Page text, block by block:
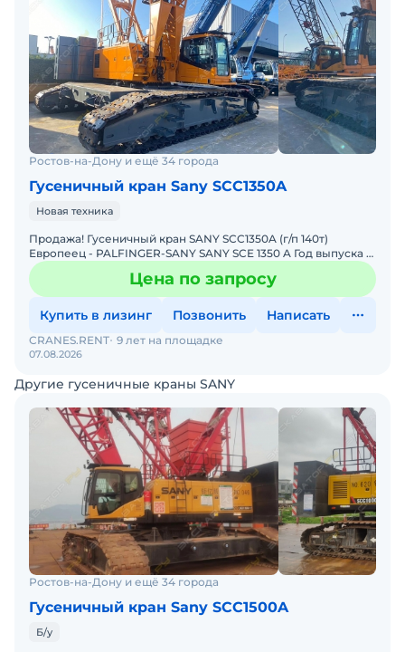
Ростов-на-Дону и ещё 34 города
Гусеничный кран Sany SCC1350A
Новая техника
Продажа! Гусеничный кран SANY SCC1350A (г/п 140т)
Европеец - PALFINGER-SANY SANY SCE 1350 A Год выпуска -
Цена по запросу
Купить в лизинг Позвонить Написать
07.08.2026
CRANES.RENT 9 лет на площадке
Другие гусеничные краны SANY
Ростов-на-Дону и ещё 34 города
Гусеничный кран Sany SCC1500A
Б/у